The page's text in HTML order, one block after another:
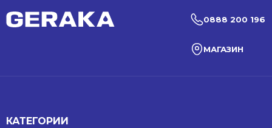
0888 200 196
МАГАЗИН
КАТЕГОРИИ